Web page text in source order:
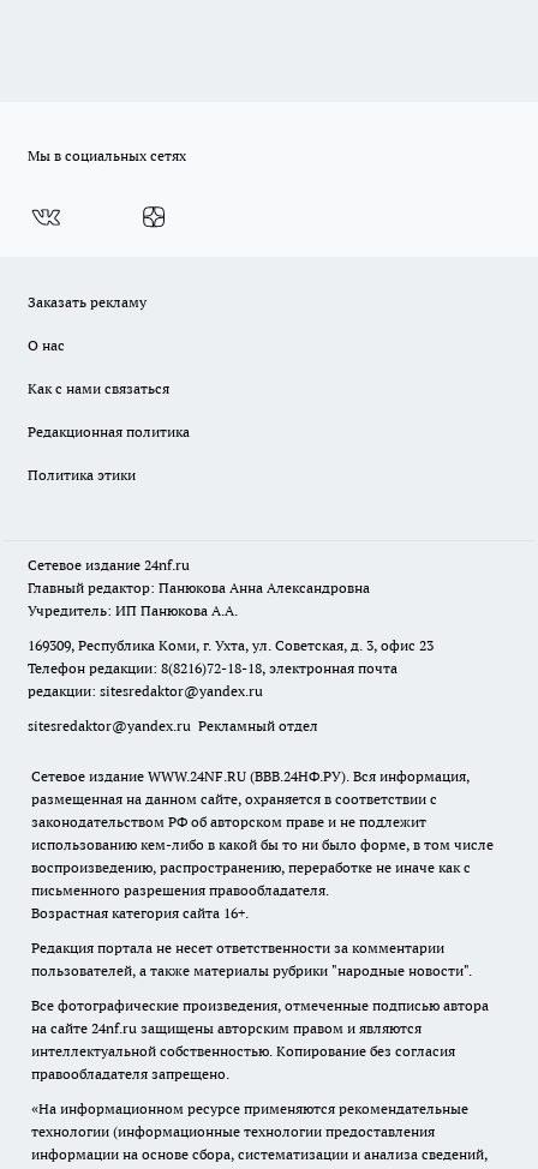
Мы в социальных сетях
Заказать рекламу
О нас
Как с нами связаться
Редакционная политика
Политика этики
Сетевое издание 24nf.ru
Главный редактор: Панюкова Анна Александровна
Учредитель: ИП Панюкова А.А.
169309, Республика Коми, г. Ухта, ул. Советская, д. 3, офис 23
Телефон редакции: 8(8216)72-18-18, электронная почта
редакции: sitesredaktor@yandex.ru
sitesredaktor@yandex.ru Рекламный отдел
Сетевое издание WWW.24NF.RU (ВВВ.24НФ.РУ). Вся информация,
размещенная на данном сайте, охраняется в соответствии с
законодательством РФ об авторском праве и не подлежит
использованию кем-либо в какой бы то ни было форме, в том числе
воспроизведению, распространению, переработке не иначе как с
письменного разрешения правообладателя.
Возрастная категория сайта 16+.
Редакция портала не несет ответственности за комментарии
пользователей, а также материалы рубрики "народные новости".
Все фотографические произведения, отмеченные подписью автора
на сайте 24nf.ru защищены авторским правом и являются
интеллектуальной собственностью. Копирование без согласия
правообладателя запрещено.
«На информационном ресурсе применяются рекомендательные
технологии (информационные технологии предоставления
информации на основе сбора, систематизации и анализа сведений,